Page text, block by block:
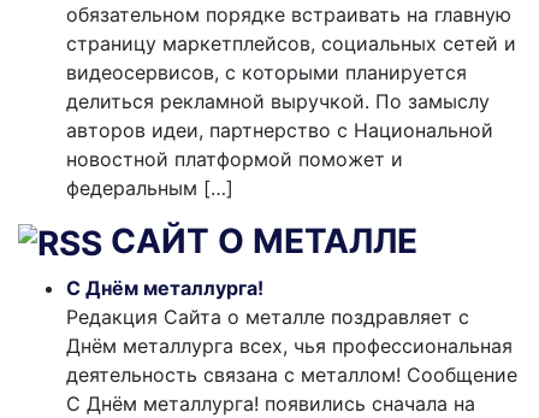
обязательном порядке встраивать на главную
страницу маркетплейсов, социальных сетей и
видеосервисов, с которыми планируется
делиться рекламной выручкой. По замыслу
авторов идеи, партнерство с Национальной
новостной платформой поможет и
федеральным […]
САЙТ О МЕТАЛЛЕ
С Днём металлурга!
Редакция Сайта о металле поздравляет с
Днём металлурга всех, чья профессиональная
деятельность связана с металлом! Сообщение
С Днём металлурга! появились сначала на